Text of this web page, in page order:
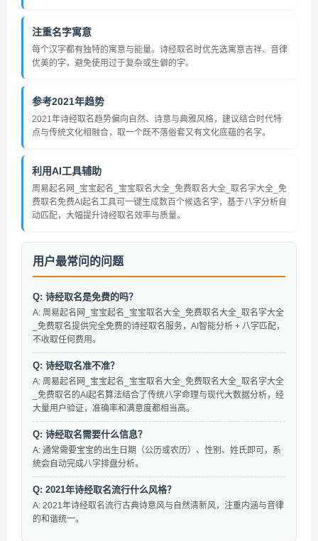
注重名字寓意
每个汉字都有独特的寓意与能量。诗经取名时优先选寓意吉祥、音律
优美的字，避免使用过于复杂或生僻的字。
参考2021年趋势
2021年诗经取名趋势偏向自然、诗意与典雅风格，建议结合时代特
点与传统文化相融合，取一个既不落俗套又有文化底蕴的名字。
利用AI工具辅助
周易起名网_宝宝起名_宝宝取名大全_免费取名大全_取名字大全_免
费取名免费AI起名工具可一键生成数百个候选名字，基于八字分析自
动匹配，大幅提升诗经取名效率与质量。
用户最常问的问题
Q: 诗经取名是免费的吗？
A: 周易起名网_宝宝起名_宝宝取名大全_免费取名大全_取名字大全
_免费取名提供完全免费的诗经取名服务，AI智能分析 + 八字匹配，
不收取任何费用。
Q: 诗经取名准不准？
A: 周易起名网_宝宝起名_宝宝取名大全_免费取名大全_取名字大全
_免费取名的AI起名算法结合了传统八字命理与现代大数据分析，经
大量用户验证，准确率和满意度都相当高。
Q: 诗经取名需要什么信息？
A: 通常需要宝宝的出生日期（公历或农历）、性别、姓氏即可，系
统会自动完成八字排盘分析。
Q: 2021年诗经取名流行什么风格？
A: 2021年诗经取名流行古典诗意风与自然清新风，注重内涵与音律
的和谐统一。